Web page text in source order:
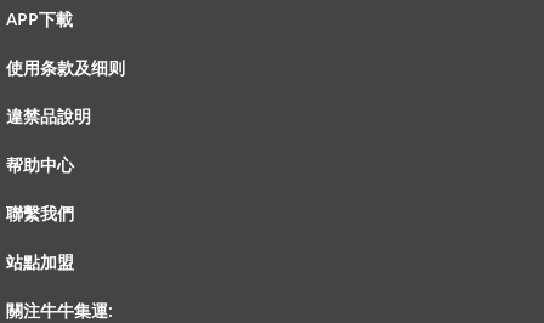
APP下載
使用条款及细则
違禁品說明
帮助中心
聯繫我們
站點加盟
關注牛牛集運: